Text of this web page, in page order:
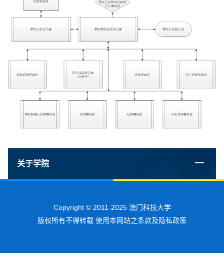
关于学院
Copyright © 2011-2025 澳门科技大学
版权所有不得转载 使用本网站之条款及隐私政策